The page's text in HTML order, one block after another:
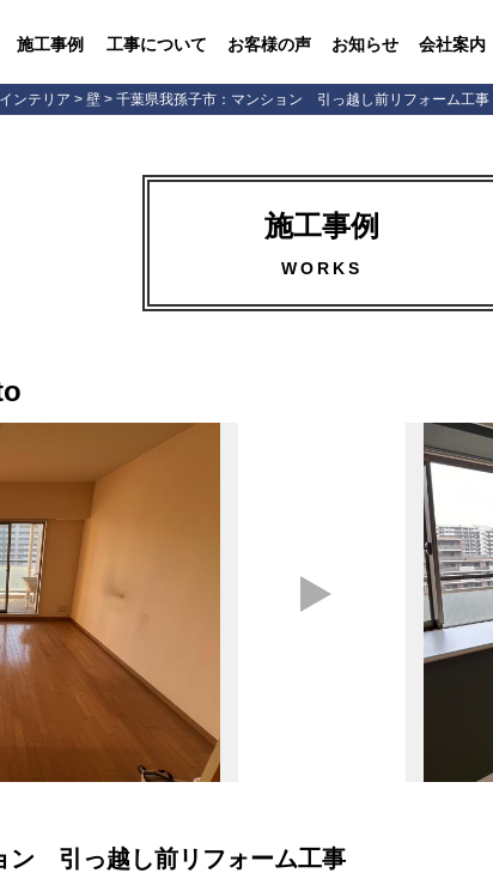
施工事例 工事について お客様の声 お知らせ 会社案内
ンテリア > 壁 > 千葉県我孫子市：マンション 引っ越し前リフォーム工事
施工事例
WORKS
ン 引っ越し前リフォーム工事